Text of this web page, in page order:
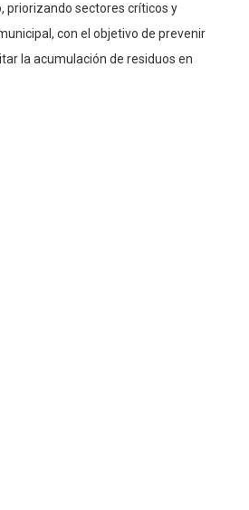
priorizando sectores críticos y
con el objetivo de prevenir
la acumulación de residuos en